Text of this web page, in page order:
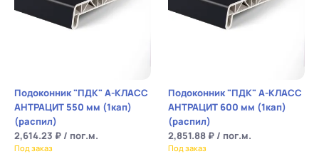
Подоконник "ПДК" А-КЛАСС
АНТРАЦИТ 550 мм (1кап)
(распил)
2,614.23 ₽ / пог.м.
Под заказ
Подоконник "ПДК" А-КЛАСС
АНТРАЦИТ 600 мм (1кап)
(распил)
2,851.88 ₽ / пог.м.
Под заказ